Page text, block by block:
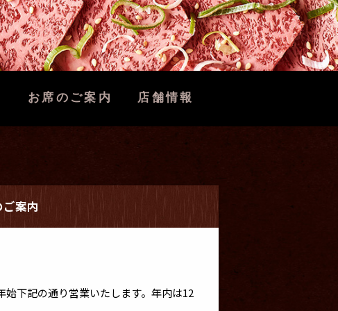
お席のご案内 店舗情報
案内
下記の通り営業いたします。年内は12